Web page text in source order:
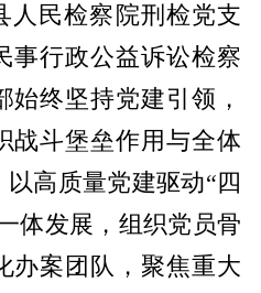
人民检察院刑检党支
事行政公益诉讼检察
终坚持党建引领，
战斗堡垒作用与全体
高质量党建驱动“四
体发展，组织党员骨
办案团队，聚焦重大